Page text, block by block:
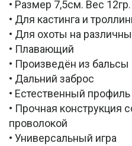
• Размер 7,5см. Вес
• Для кастинга и
• Для охоты на
• Плавающий
• Произведён из бальсы
• Дальний заброс
• Естественный профиль
• Прочная конструкция
проволокой
• Универсальный игра